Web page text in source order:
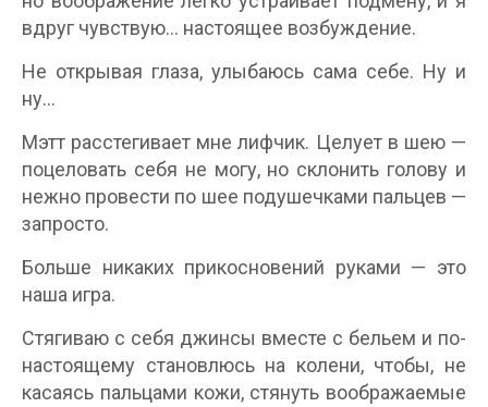
вдруг чувствую… настоящее возбуждение.
Не открывая глаза, улыбаюсь сама себе. Ну и
ну…
Мэтт расстегивает мне лифчик. Целует в шею —
поцеловать себя не могу, но склонить голову и
нежно провести по шее подушечками пальцев —
запросто.
Больше никаких прикосновений руками — это
наша игра.
Стягиваю с себя джинсы вместе с бельем и по-
настоящему становлюсь на колени, чтобы, не
касаясь пальцами кожи, стянуть воображаемые